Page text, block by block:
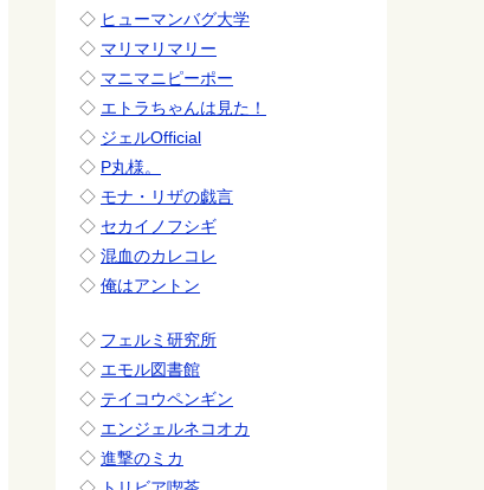
◇ ヒューマンバグ大学
◇ マリマリマリー
◇ マニマニピーポー
◇ エトラちゃんは見た！
◇ ジェルOfficial
◇ P丸様。
◇ モナ・リザの戯言
◇ セカイノフシギ
◇ 混血のカレコレ
◇ 俺はアントン
◇ フェルミ研究所
◇ エモル図書館
◇ テイコウペンギン
◇ エンジェルネコオカ
◇ 進撃のミカ